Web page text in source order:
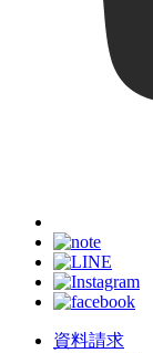
資料請求